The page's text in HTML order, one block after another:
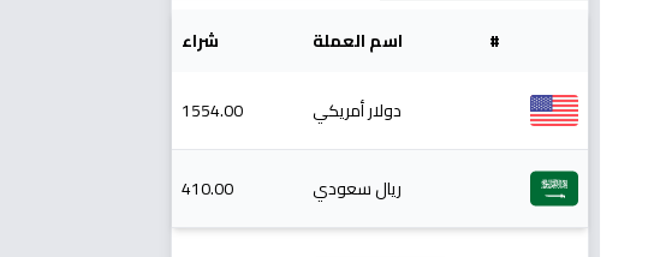
# اسم العملة شراء
دولار أمريكي 1554.00
ريال سعودي 410.00